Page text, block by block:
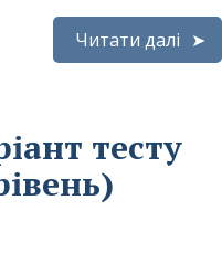
Читати далі
тесту